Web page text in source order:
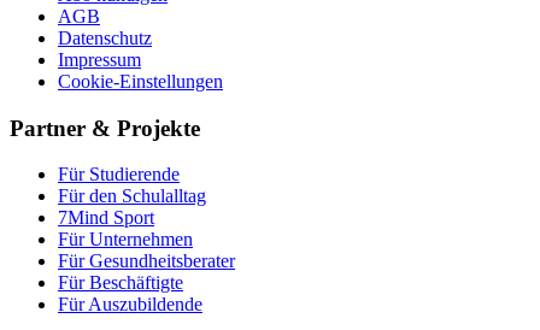
AGB
Datenschutz
Impressum
Cookie-Einstellungen
Partner & Projekte
Für Stu­die­rende
Für den Schulalltag
7Mind Sport
Für Unter­neh­men
Für Gesund­heits­be­ra­ter
Für Beschäftigte
Für Auszubildende